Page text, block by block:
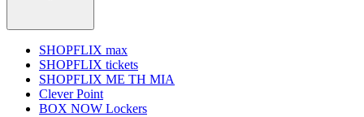
SHOPFLIX max
SHOPFLIX tickets
SHOPFLIX ΜΕ ΤΗ ΜΙΑ
Clever Point
BOX NOW Lockers